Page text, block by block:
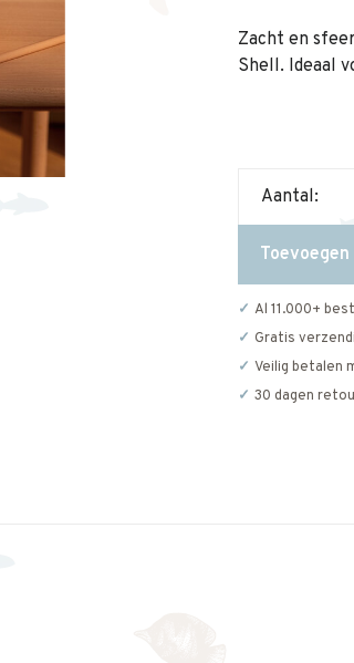
Zacht en
Shell. Ideaal
Aantal:
Al 11.000+
Gratis
Veilig betalen
30 dagen